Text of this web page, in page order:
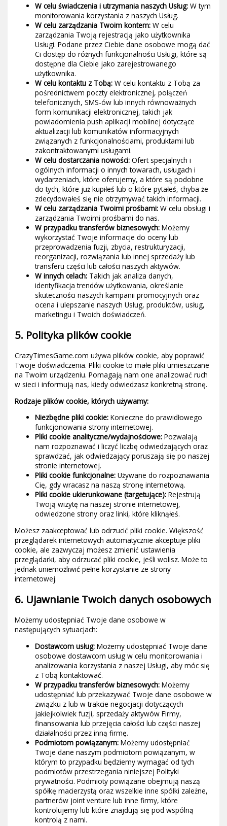
W celu świadczenia i utrzymania naszych Usług: W tym
monitorowania korzystania z naszych Usług.
W celu zarządzania Twoim kontem: W celu
zarządzania Twoją rejestracją jako użytkownika
Usługi. Podane przez Ciebie dane osobowe mogą dać
Ci dostęp do różnych funkcjonalności Usługi, które są
dostępne dla Ciebie jako zarejestrowanego
użytkownika.
W celu kontaktu z Tobą: W celu kontaktu z Tobą za
pośrednictwem poczty elektronicznej, połączeń
telefonicznych, SMS-ów lub innych równoważnych
form komunikacji elektronicznej, takich jak
powiadomienia push aplikacji mobilnej dotyczące
aktualizacji lub komunikatów informacyjnych
związanych z funkcjonalnościami, produktami lub
zakontraktowanymi usługami.
W celu dostarczania nowości: Ofert specjalnych i
ogólnych informacji o innych towarach, usługach i
wydarzeniach, które oferujemy, a które są podobne
do tych, które już kupiłeś lub o które pytałeś, chyba że
zdecydowałeś się nie otrzymywać takich informacji.
W celu zarządzania Twoimi prośbami: W celu obsługi i
zarządzania Twoimi prośbami do nas.
W przypadku transferów biznesowych: Możemy
wykorzystać Twoje informacje do oceny lub
przeprowadzenia fuzji, zbycia, restrukturyzacji,
reorganizacji, rozwiązania lub innej sprzedaży lub
transferu części lub całości naszych aktywów.
W innych celach: Takich jak analiza danych,
identyfikacja trendów użytkowania, określanie
skuteczności naszych kampanii promocyjnych oraz
ocena i ulepszanie naszych Usług, produktów, usług,
marketingu i Twoich doświadczeń.
5. Polityka plików cookie
CrazyTimesGame.com używa plików cookie, aby poprawić
Twoje doświadczenia. Pliki cookie to małe pliki umieszczane
na Twoim urządzeniu. Pomagają nam one analizować ruch
w sieci i informują nas, kiedy odwiedzasz konkretną stronę.
Rodzaje plików cookie, których używamy:
Niezbędne pliki cookie: Konieczne do prawidłowego
funkcjonowania strony internetowej.
Pliki cookie analityczne/wydajnościowe: Pozwalają
nam rozpoznawać i liczyć liczbę odwiedzających oraz
sprawdzać, jak odwiedzający poruszają się po naszej
stronie internetowej.
Pliki cookie funkcjonalne: Używane do rozpoznawania
Cię, gdy wracasz na naszą stronę internetową.
Pliki cookie ukierunkowane (targetujące): Rejestrują
Twoją wizytę na naszej stronie internetowej,
odwiedzone strony oraz linki, które kliknąłeś.
Możesz zaakceptować lub odrzucić pliki cookie. Większość
przeglądarek internetowych automatycznie akceptuje pliki
cookie, ale zazwyczaj możesz zmienić ustawienia
przeglądarki, aby odrzucać pliki cookie, jeśli wolisz. Może to
jednak uniemożliwić pełne korzystanie ze strony
internetowej.
6. Ujawnianie Twoich danych osobowych
Możemy udostępniać Twoje dane osobowe w
następujących sytuacjach:
Dostawcom usług: Możemy udostępniać Twoje dane
osobowe dostawcom usług w celu monitorowania i
analizowania korzystania z naszej Usługi, aby móc się
z Tobą kontaktować.
W przypadku transferów biznesowych: Możemy
udostępniać lub przekazywać Twoje dane osobowe w
związku z lub w trakcie negocjacji dotyczących
jakiejkolwiek fuzji, sprzedaży aktywów Firmy,
finansowania lub przejęcia całości lub części naszej
działalności przez inną firmę.
Podmiotom powiązanym: Możemy udostępniać
Twoje dane naszym podmiotom powiązanym, w
którym to przypadku będziemy wymagać od tych
podmiotów przestrzegania niniejszej Polityki
prywatności. Podmioty powiązane obejmują naszą
spółkę macierzystą oraz wszelkie inne spółki zależne,
partnerów joint venture lub inne firmy, które
kontrolujemy lub które znajdują się pod wspólną
kontrolą z nami.